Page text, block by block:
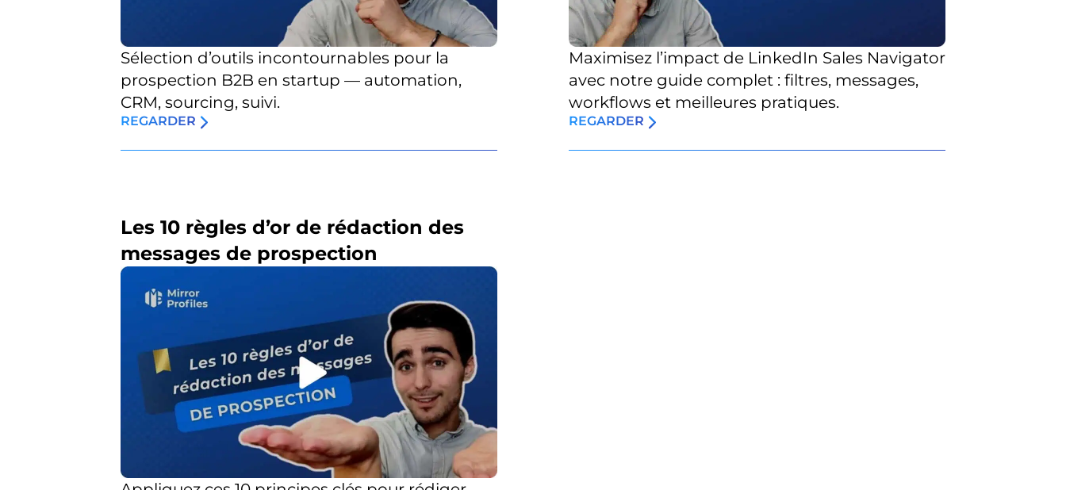
Sélection d’outils incontournables pour la
prospection B2B en startup — automation,
CRM, sourcing, suivi.
REGARDER
Maximisez l’impact de LinkedIn Sales Navigator
avec notre guide complet : filtres, messages,
workflows et meilleures pratiques.
REGARDER
Les 10 règles d’or de rédaction des
messages de prospection